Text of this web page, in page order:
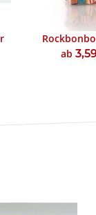
ab